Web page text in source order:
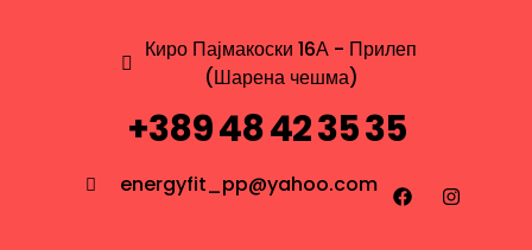
Киро Пајмакоски 16А - Прилеп
(Шарена чешма)
+389 48 42 35 35
energyfit_pp@yahoo.com